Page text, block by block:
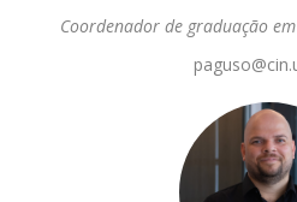
Coordenador de graduação